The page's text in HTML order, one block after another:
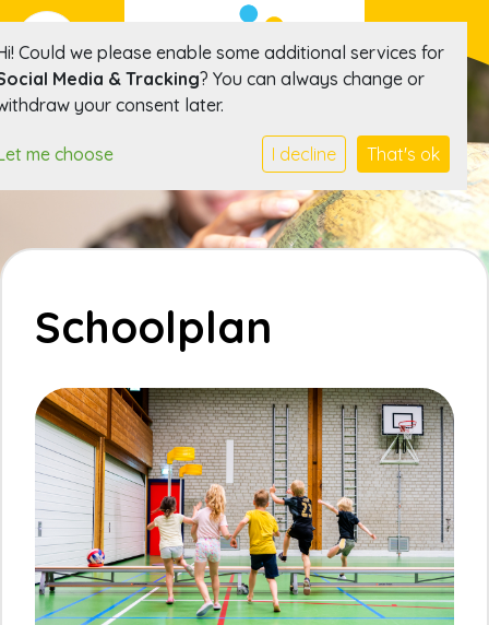
Schoolplan
Could we please enable some additional services for
Media & Tracking? You can always change or
your consent later.
me choose I decline That's ok